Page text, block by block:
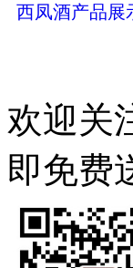
西凤酒产品展
欢迎关
即免费